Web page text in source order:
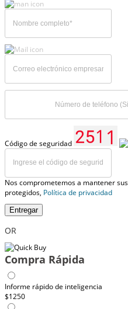
Código de seguridad
Nos comprometemos a mantener
protegidos, Política de privacidad
Entregar
OR
Compra Rápida
Informe rápido de inteligencia
$1250